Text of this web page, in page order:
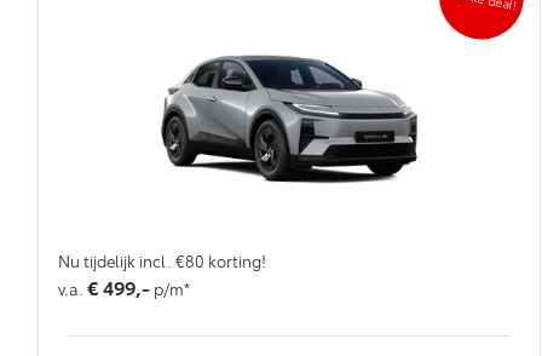
Nu tijdelijk incl. €80 korting!
v.a. € 499,- p/m*